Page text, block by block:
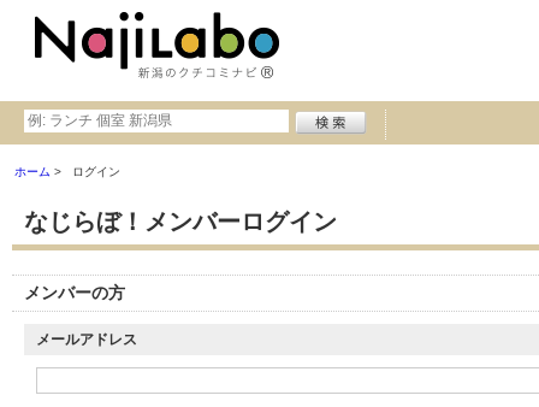
ホーム ログイン
なじらぼ！メンバーログイン
メンバーの方
メールアドレス